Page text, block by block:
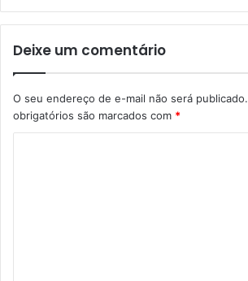
Deixe um comentário
O seu endereço de e-mail não será publicado.
obrigatórios são marcados com *